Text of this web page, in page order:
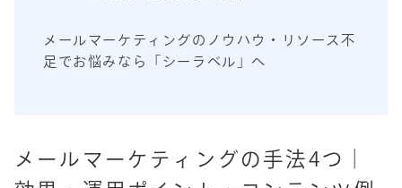
メールマーケティングのノウハウ・リソース不
足でお悩みなら「シーラベル」へ
メールマーケティングの手法4つ｜